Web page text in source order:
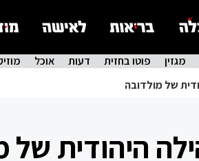
מגזין פוטו בחזית דעות אוכל
של מולדובה
היהודית של